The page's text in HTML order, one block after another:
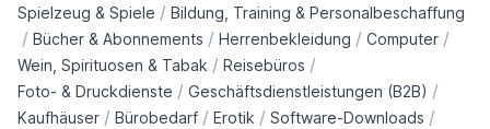
Spielzeug & Spiele / Bildung, Training & Personalbeschaffung
/ Bücher & Abonnements / Herrenbekleidung / Computer /
Wein, Spirituosen & Tabak / Reisebüros /
Foto- & Druckdienste / Geschäftsdienstleistungen (B2B) /
Kaufhäuser / Bürobedarf / Erotik / Software-Downloads /